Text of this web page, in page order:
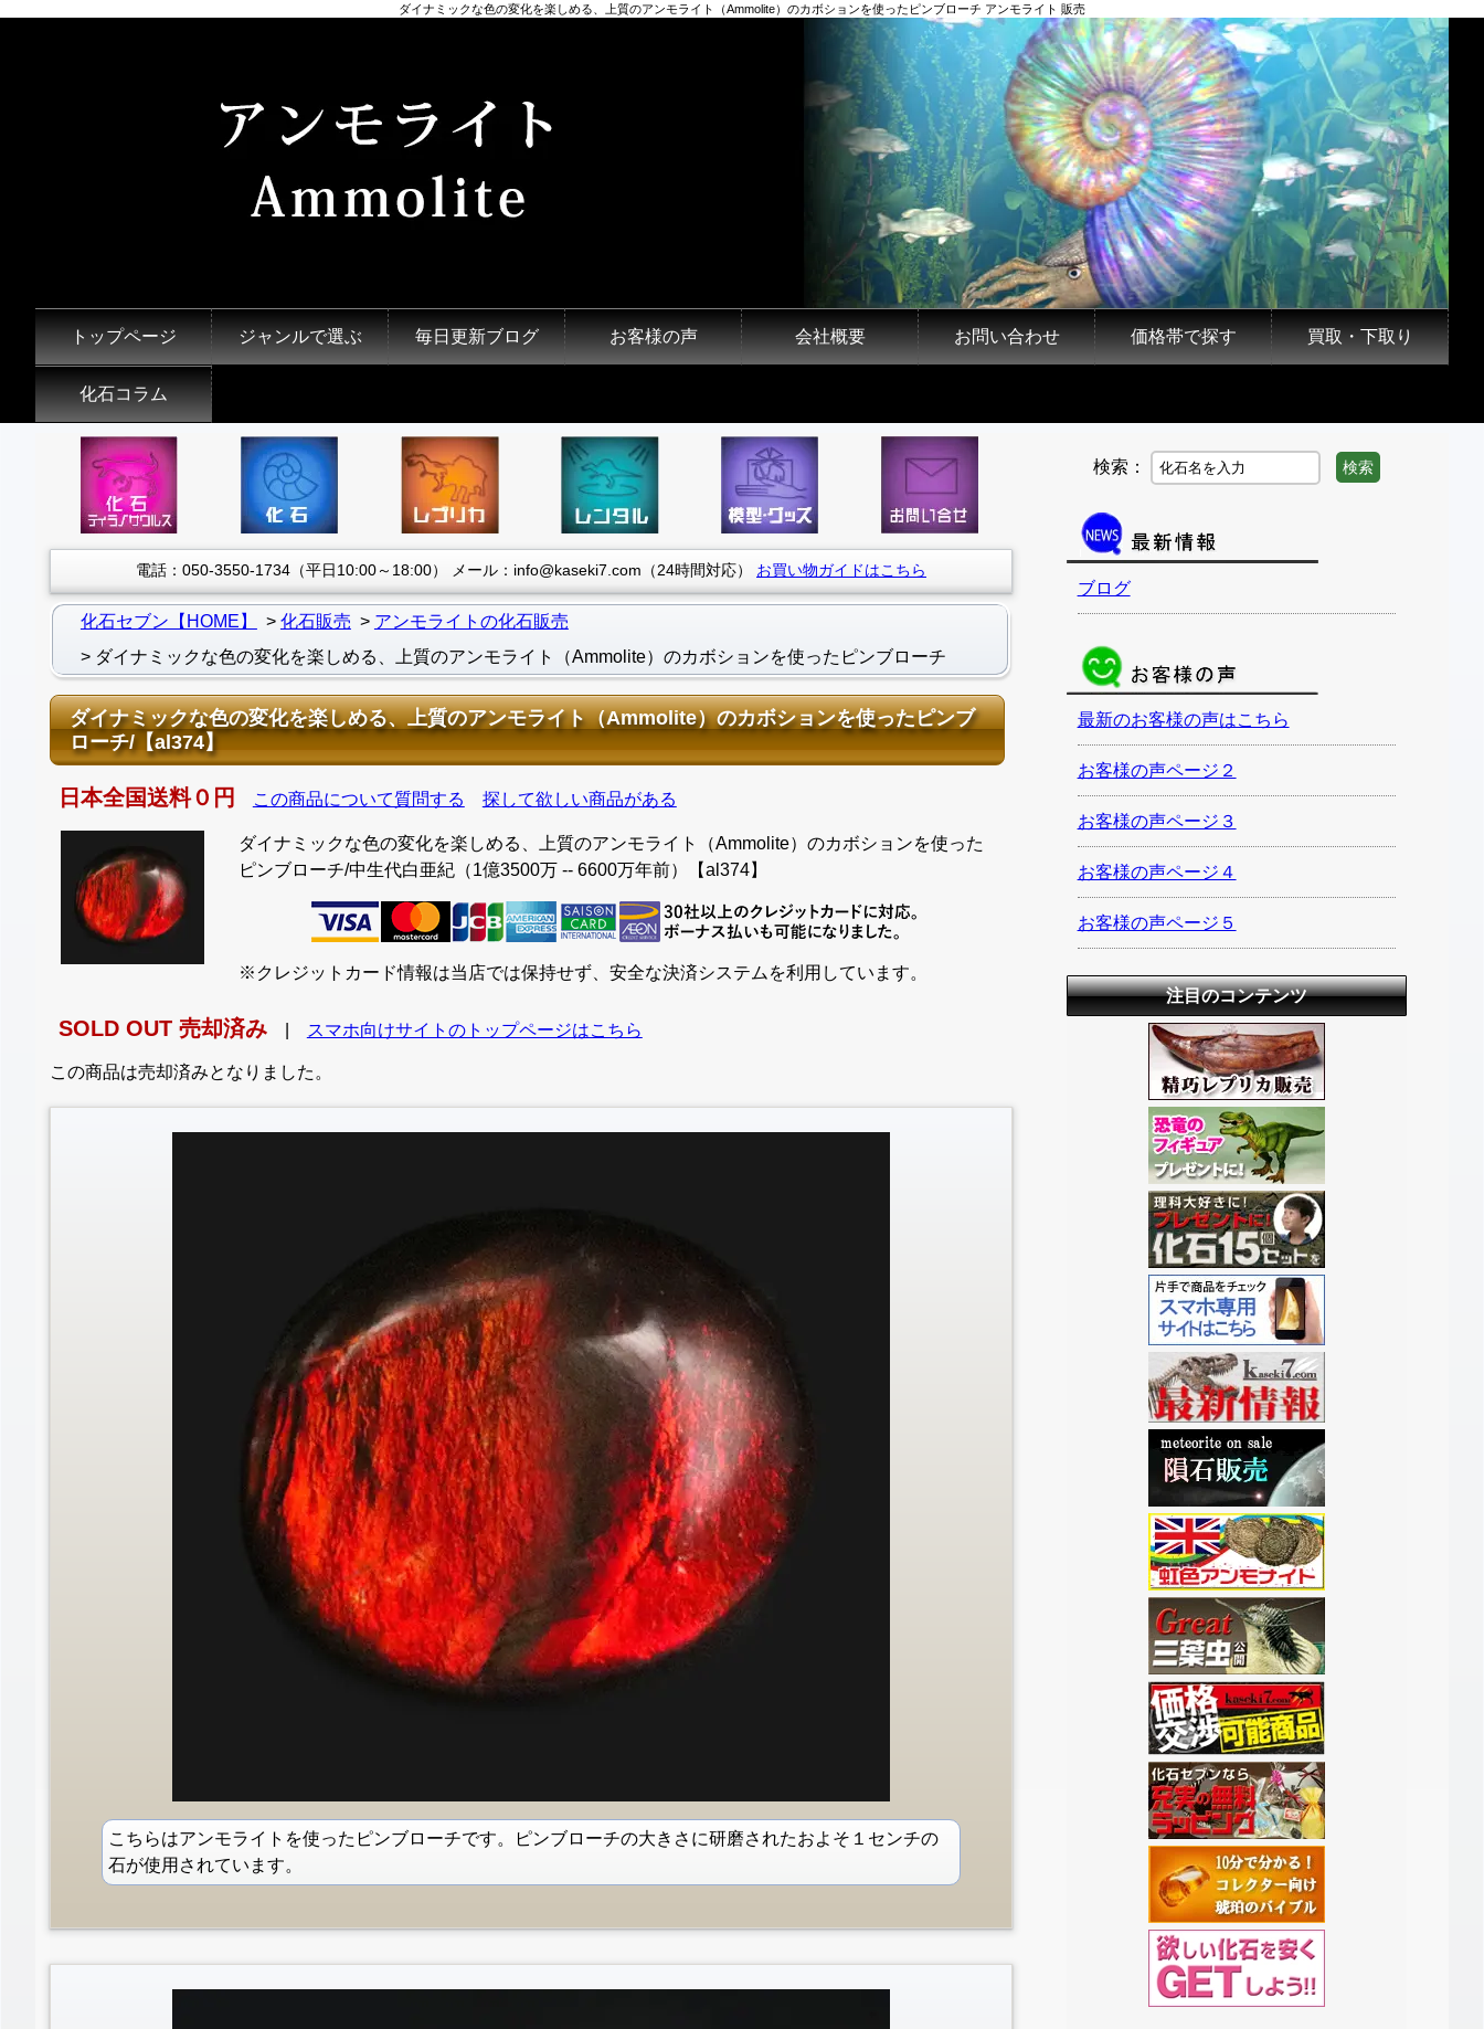
ダイナミックな色の変化を楽しめる、上質のアンモライト（Ammolite）のカボションを使ったピンブローチ アンモライト 販売
トップページ ジャンルで選ぶ 毎日更新ブログ お客様の声 会社概要 お問い合わせ 価格帯で探す 買取・下取り
化石コラム
電話：050-3550-1734（平日10:00～18:00） メール：info@kaseki7.com（24時間対応） お買い物ガイドはこちら
化石セブン【HOME】 化石販売
アンモライトの化石販売
ダイナミックな色の変化を楽しめる、上質のアンモライト（Ammolite）のカボションを使ったピンブローチ
ダイナミックな色の変化を楽しめる、上質のアンモライト（Ammolite）のカボションを使ったピンブ
ローチ/【al374】
日本全国送料０円 この商品について質問する 探して欲しい商品がある
ダイナミックな色の変化を楽しめる、上質のアンモライト（Ammolite）のカボションを使った
ピンブローチ/中生代白亜紀（1億3500万 -- 6600万年前）【al374】
※クレジットカード情報は当店では保持せず、安全な決済システムを利用しています。
SOLD OUT 売却済み| スマホ向けサイトのトップページはこちら
この商品は売却済みとなりました。
こちらはアンモライトを使ったピンブローチです。ピンブローチの大きさに研磨されたおよそ１センチの
石が使用されています。
検索： 検索
ブログ
最新のお客様の声はこちら
お客様の声ページ２
お客様の声ページ３
お客様の声ページ４
お客様の声ページ５
注目のコンテンツ